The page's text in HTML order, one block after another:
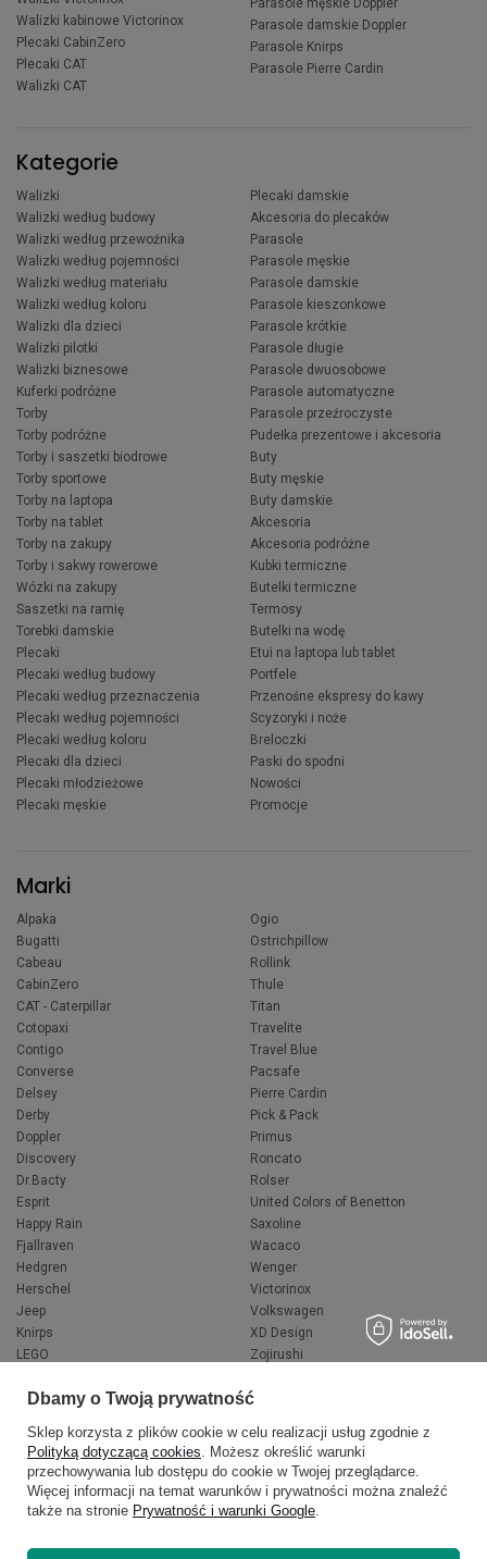
Walizki kabinowe Victorinox
Plecaki CabinZero
Plecaki CAT
Walizki CAT
Parasole męskie Doppler
Parasole damskie Doppler
Parasole Knirps
Parasole Pierre Cardin
Kategorie
Walizki
Walizki według budowy
Walizki według przewoźnika
Walizki według pojemności
Walizki według materiału
Walizki według koloru
Walizki dla dzieci
Walizki pilotki
Walizki biznesowe
Kuferki podróżne
Torby
Torby podróżne
Torby i saszetki biodrowe
Torby sportowe
Torby na laptopa
Torby na tablet
Torby na zakupy
Torby i sakwy rowerowe
Wózki na zakupy
Saszetki na ramię
Torebki damskie
Plecaki
Plecaki według budowy
Plecaki według przeznaczenia
Plecaki według pojemności
Plecaki według koloru
Plecaki dla dzieci
Plecaki młodzieżowe
Plecaki męskie
Plecaki damskie
Akcesoria do plecaków
Parasole
Parasole męskie
Parasole damskie
Parasole kieszonkowe
Parasole krótkie
Parasole długie
Parasole dwuosobowe
Parasole automatyczne
Parasole przeźroczyste
Pudełka prezentowe i akcesoria
Buty
Buty męskie
Buty damskie
Akcesoria
Akcesoria podróżne
Kubki termiczne
Butelki termiczne
Termosy
Butelki na wodę
Etui na laptopa lub tablet
Portfele
Przenośne ekspresy do kawy
Scyzoryki i noże
Breloczki
Paski do spodni
Nowości
Promocje
Marki
Alpaka
Bugatti
Cabeau
CabinZero
CAT - Caterpillar
Cotopaxi
Contigo
Converse
Delsey
Derby
Doppler
Discovery
Dr.Bacty
Esprit
Happy Rain
Fjallraven
Hedgren
Herschel
Jeep
Knirps
LEGO
National Geographic
Ogio
Ostrichpillow
Rollink
Thule
Titan
Travelite
Travel Blue
Pacsafe
Pierre Cardin
Pick & Pack
Primus
Roncato
Rolser
United Colors of Benetton
Saxoline
Wacaco
Wenger
Victorinox
Volkswagen
XD Design
Zojirushi
VANS
Dbamy o Twoją prywatność
Sklep korzysta z plików cookie w celu realizacji usług zgodnie z
Polityką dotyczącą cookies. Możesz określić warunki
przechowywania lub dostępu do cookie w Twojej przeglądarce.
Więcej informacji na temat warunków i prywatności można znaleźć
także na stronie Prywatność i warunki Google.